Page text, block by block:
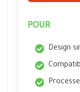
POUR
Design